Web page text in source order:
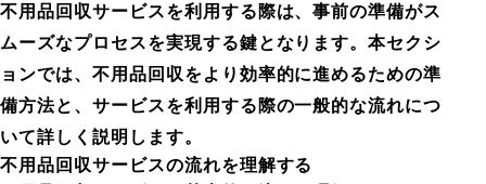
不用品回収サービスを利用する際は、事前の準備がス
ムーズなプロセスを実現する鍵となります。本セクシ
ョンでは、不用品回収をより効率的に進めるための準
備方法と、サービスを利用する際の一般的な流れにつ
いて詳しく説明します。
不用品回収サービスの流れを理解する